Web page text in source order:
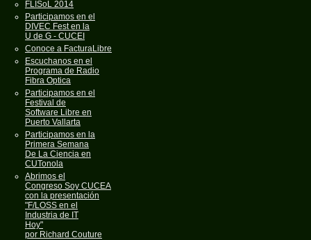
FLISoL 2014
Participamos en el
DIVEC Fest en la
U de G - CUCEI
Conoce a FacturaLibre
Escuchanos en el
Programa de Radio
Fibra Optica
Participamos en el
Festival de
Software Libre en
Puerto Vallarta
Participamos en la
Primera Semana
De La Ciencia en
CUTonola
Abrimos el
Congreso Soy CUCEA
con la presentación
"F/LOSS en el
Industria de IT
Hoy"
por Richard Couture